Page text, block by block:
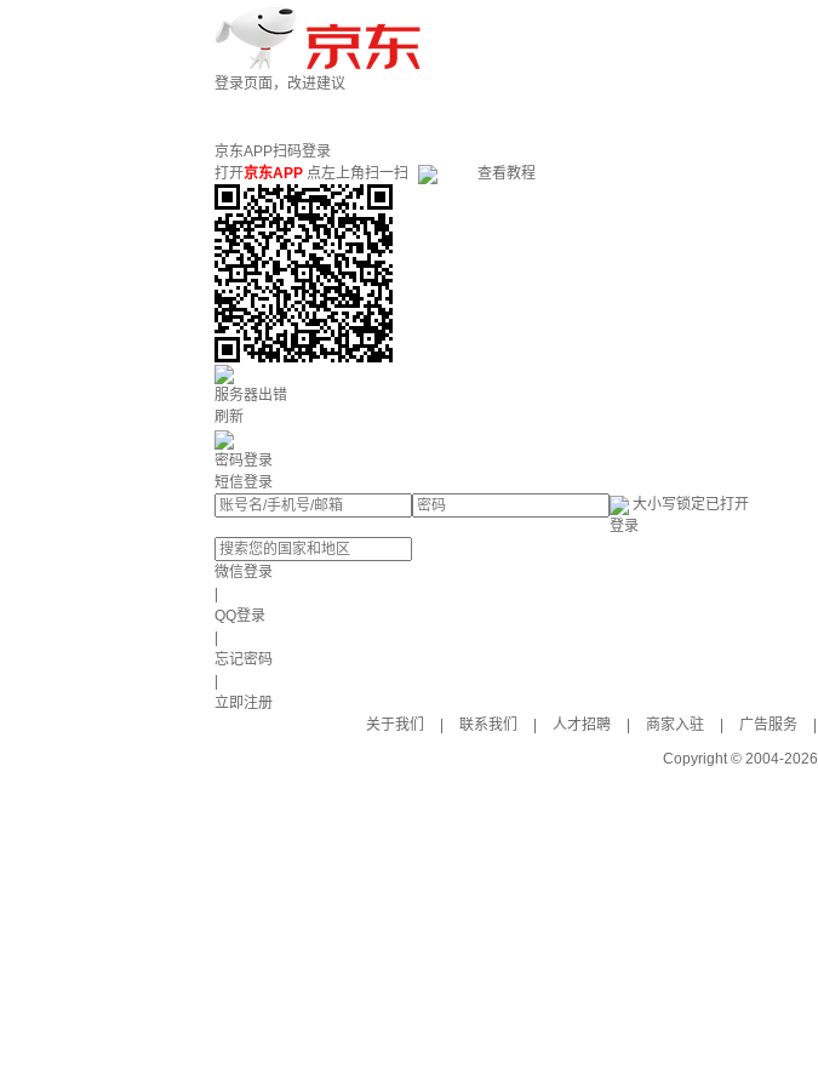
登录页面，改进建议
京东APP扫码登录
打开京东APP 点左上角扫一扫 查看教程
服务器出错
刷新
密码登录
短信登录
大小写锁定已打开
登录
微信登录
QQ登录
忘记密码
立即注册
关于我们
联系我们 人才招聘 商家入驻 广告服务
Copyright © 2004-2026